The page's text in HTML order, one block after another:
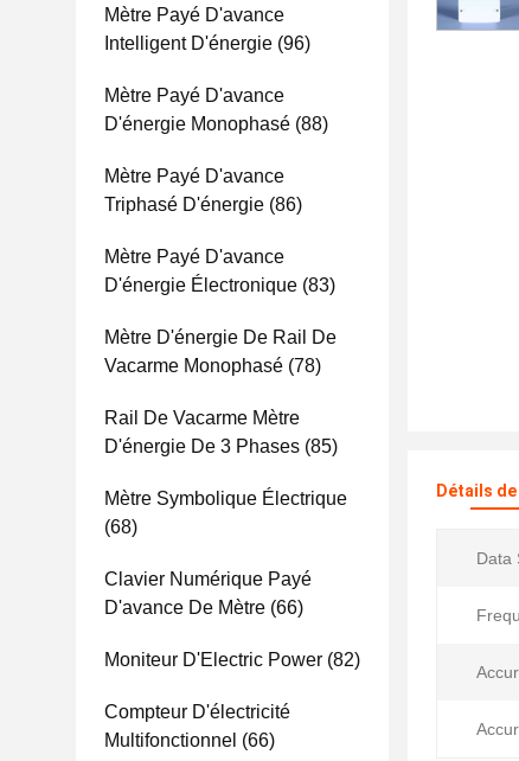
Mètre Payé D'avance
Intelligent D'énergie (96)
Mètre Payé D'avance
D'énergie Monophasé (88)
Mètre Payé D'avance
Triphasé D'énergie (86)
Mètre Payé D'avance
D'énergie Électronique (83)
Mètre D'énergie De Rail De
Vacarme Monophasé (78)
Rail De Vacarme Mètre
D'énergie De 3 Phases (85)
Mètre Symbolique Électrique
(68)
Clavier Numérique Payé
D'avance De Mètre (66)
Moniteur D'Electric Power (82)
Compteur D'électricité
Multifonctionnel (66)
Détails
Data